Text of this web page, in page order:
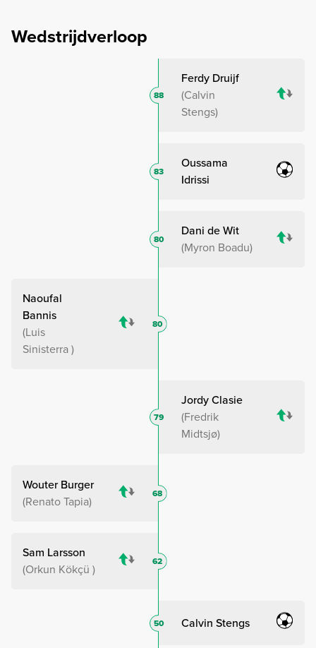
Wedstrijdverloop
Ferdy Druijf
Calvin
Stengs
88
Oussama
Idrissi
83
Dani de Wit
Myron Boadu
80
Naoufal
Bannis
Luis
Sinisterra
80
Jordy Clasie
Fredrik
Midtsjø
79
Wouter Burger
Renato Tapia
68
Sam Larsson
Orkun Kökçü
62
Calvin Stengs
50